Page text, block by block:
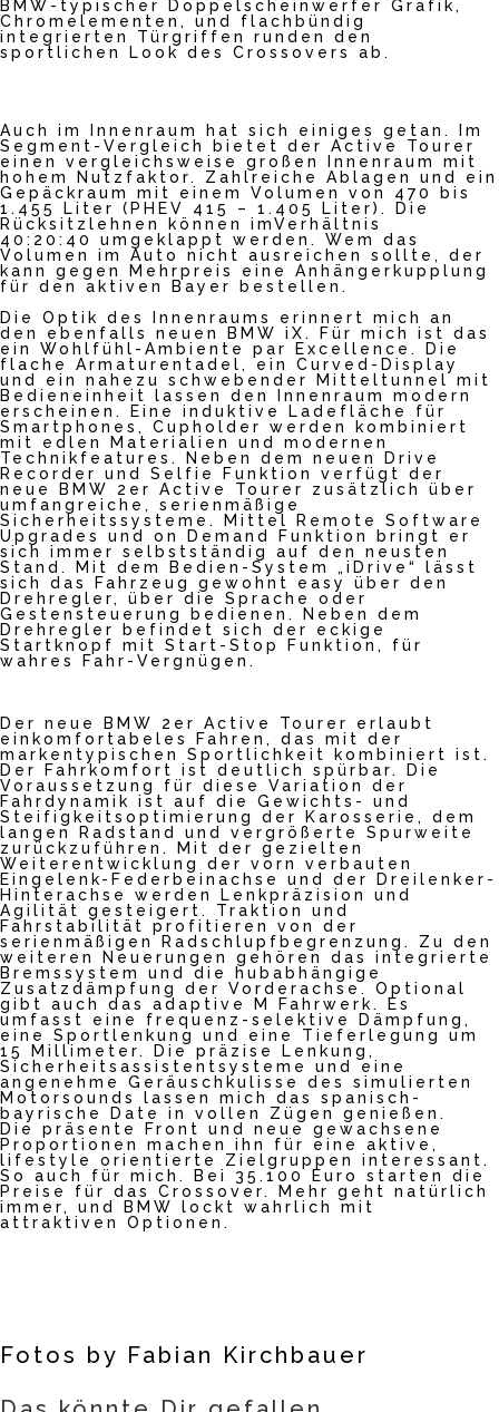
BMW-typischer Doppelscheinwerfer Grafik,
Chromelementen, und flachbündig
integrierten Türgriffen runden den
sportlichen Look des Crossovers ab.
Auch im Innenraum hat sich einiges getan. Im
Segment-Vergleich bietet der Active Tourer
einen vergleichsweise großen Innenraum mit
hohem Nutzfaktor. Zahlreiche Ablagen und ein
Gepäckraum mit einem Volumen von 470 bis
1.455 Liter (PHEV 415 – 1.405 Liter). Die
Rücksitzlehnen können imVerhältnis
40: 20:40
umgeklappt werden. Wem das
Volumen im Auto nicht ausreichen sollte, der
kann gegen Mehrpreis eine Anhängerkupplung
für den aktiven Bayer bestellen.
Die Optik des Innenraums erinnert mich an
den ebenfalls neuen BMW iX. Für mich ist das
ein Wohlfühl-Ambiente par Excellence. Die
flache Armaturentadel, ein Curved-Display
und ein nahezu schwebender Mitteltunnel mit
Bedieneinheit lassen den Innenraum modern
erscheinen. Eine induktive Ladefläche für
Smartphones, Cupholder werden kombiniert
mit edlen Materialien und modernen
Technikfeatures. Neben dem neuen Drive
Recorder und Selfie Funktion verfügt der
neue BMW 2er Active Tourer zusätzlich über
umfangreiche, serienmäßige
Sicherheitssysteme. Mittel Remote Software
Upgrades und on Demand Funktion bringt er
sich immer selbstständig auf den neusten
Stand. Mit dem Bedien-System „iDrive“ lässt
sich das Fahrzeug gewohnt easy über den
Drehregler, über die Sprache oder
Gestensteuerung bedienen. Neben dem
Drehregler befindet sich der eckige
Startknopf mit Start-Stop Funktion, für
wahres Fahr-Vergnügen.
Der neue BMW 2er Active Tourer erlaubt
einkomfortabeles Fahren, das mit der
markentypischen Sportlichkeit kombiniert ist.
Der Fahrkomfort ist deutlich spürbar. Die
Voraussetzung für diese Variation der
Fahrdynamik ist auf die Gewichts- und
Steifigkeitsoptimierung der Karosserie, dem
langen Radstand und vergrößerte Spurweite
zurückzuführen. Mit der gezielten
Weiterentwicklung der vorn verbauten
Eingelenk-Federbeinachse und der Dreilenker-
Hinterachse werden Lenkpräzision und
Agilität gesteigert. Traktion und
Fahrstabilität profitieren von der
serienmäßigen Radschlupfbegrenzung. Zu den
weiteren Neuerungen gehören das integrierte
Bremssystem und die hubabhängige
Zusatzdämpfung der Vorderachse. Optional
gibt auch das adaptive M Fahrwerk. Es
umfasst eine frequenz-selektive Dämpfung,
eine Sportlenkung und eine Tieferlegung um
15 Millimeter. Die präzise Lenkung,
Sicherheitsassistentsysteme und eine
angenehme Geräuschkulisse des simulierten
Motorsounds lassen mich das spanisch-
bayrische Date in vollen Zügen genießen.
Die präsente Front und neue gewachsene
Proportionen machen ihn für eine aktive,
lifestyle orientierte Zielgruppen interessant.
So auch für mich. Bei 35.100 Euro starten die
Preise für das Crossover. Mehr geht natürlich
immer, und BMW lockt wahrlich mit
attraktiven Optionen.
Fotos by Fabian Kirchbauer